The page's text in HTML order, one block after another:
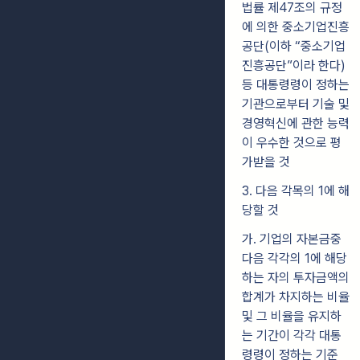
법률 제47조의 규정
에 의한 중소기업진흥
공단(이하 “중소기업
진흥공단”이라 한다)
등 대통령령이 정하는
기관으로부터 기술 및
경영혁신에 관한 능력
이 우수한 것으로 평
가받을 것
3. 다음 각목의 1에 해
당할 것
가. 기업의 자본금중
다음 각각의 1에 해당
하는 자의 투자금액의
합계가 차지하는 비율
및 그 비율을 유지하
는 기간이 각각 대통
령령이 정하는 기준